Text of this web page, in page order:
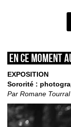
En ce moment
EXPOSITION
Sororité :
Par Romane Tourral